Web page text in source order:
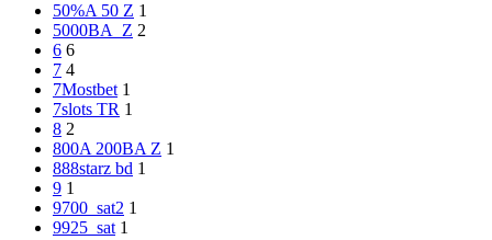
50%A 50 Z 1
5000BA_Z 2
6 6
7 4
7Mostbet 1
7slots TR 1
8 2
800A 200BA Z 1
888starz bd 1
9 1
9700_sat2 1
9925_sat 1